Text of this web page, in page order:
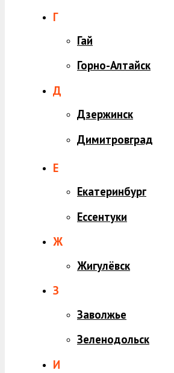
Г
Гай
Горно-Алтайск
Д
Дзержинск
Димитровград
Е
Екатеринбург
Ессентуки
Ж
Жигулёвск
З
Заволжье
Зеленодольск
И